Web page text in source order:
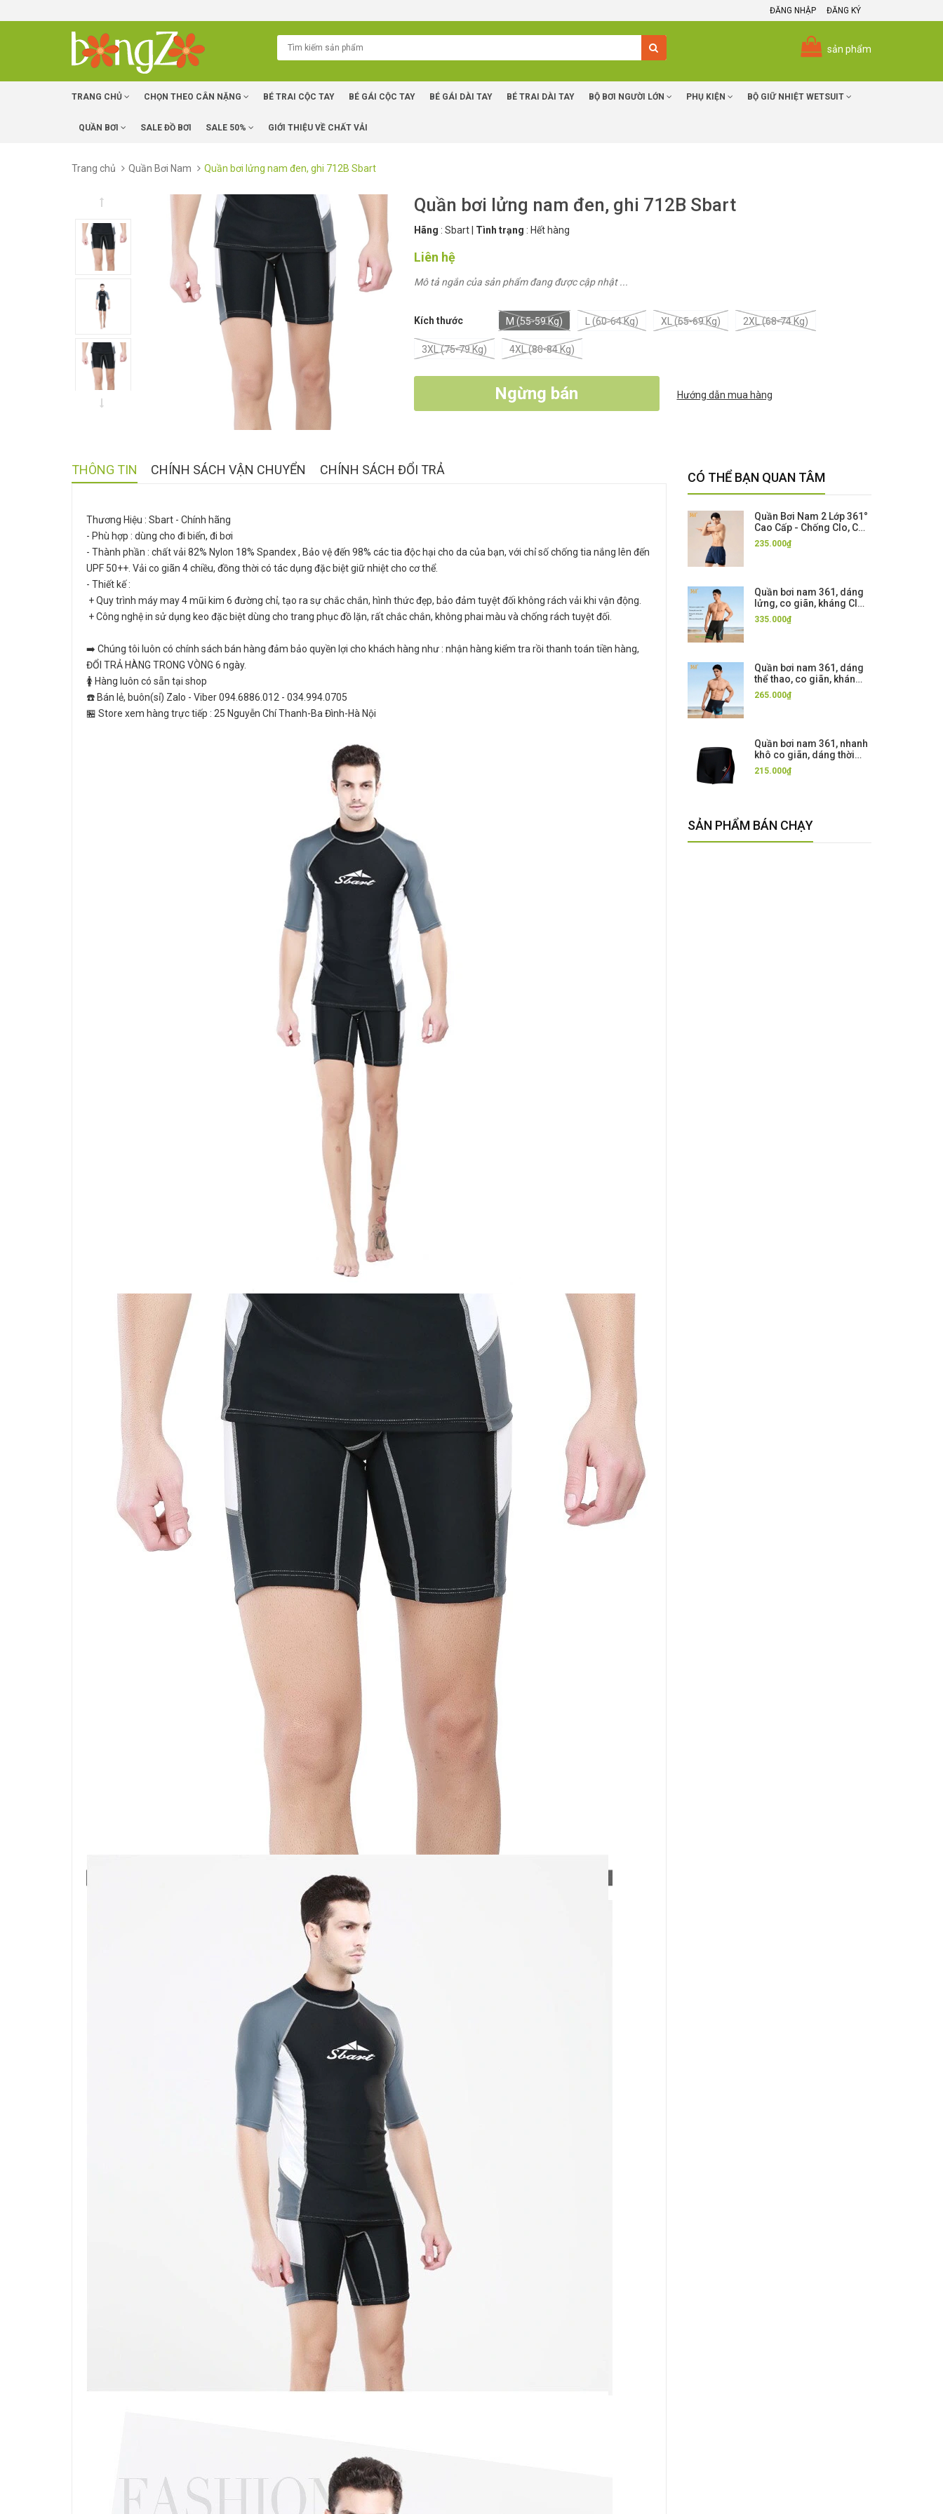
ĐĂNG NHẬP ĐĂNG KÝ
sản phẩm
TRANG CHỦ CHỌN THEO CÂN NẶNG BÉ TRAI CỘC TAY BÉ GÁI CỘC TAY BÉ GÁI DÀI TAY BÉ TRAI DÀI TAY BỘ BƠI NGƯỜI LỚN PHỤ KIỆN BỘ GIỮ NHIỆT WETSUIT
QUẦN BƠI SALE ĐỒ BƠI SALE 50% GIỚI THIỆU VỀ CHẤT VẢI
Trang chủ Quần Bơi Nam Quần bơi lửng nam đen, ghi 712B Sbart
Quần bơi lửng nam đen, ghi 712B Sbart
Hãng : Sbart| Tình trạng : Hết hàng
Liên hệ
Mô tả ngắn của sản phẩm đang được cập nhật ...
Kích thước M (55-59 Kg) L (60-64 Kg) XL (65-69 Kg) 2XL (68-74 Kg)
3XL (75-79 Kg) 4XL (80-84 Kg)
Ngừng bán Hướng dẫn mua hàng
THÔNG TIN CHÍNH SÁCH VẬN CHUYỂN CHÍNH SÁCH ĐỔI TRẢ
Thương Hiệu : Sbart - Chính hãng
- Phù hợp : dùng cho đi biển, đi bơi
- Thành phần : chất vải 82% Nylon 18% Spandex , Bảo vệ đến 98% các tia độc hại cho da của bạn, với chỉ số chống tia nắng lên đến
UPF 50++. Vải co giãn 4 chiều, đồng thời có tác dụng đặc biệt giữ nhiệt cho cơ thể.
- Thiết kế :
+ Quy trình máy may 4 mũi kim 6 đường chỉ, tạo ra sự chắc chắn, hình thức đẹp, bảo đảm tuyệt đối không rách vải khi vận động.
+ Công nghệ in sử dụng keo đặc biệt dùng cho trang phục đồ lặn, rất chắc chắn, không phai màu và chống rách tuyệt đối.
➡️ Chúng tôi luôn có chính sách bán hàng đảm bảo quyền lợi cho khách hàng như : nhận hàng kiểm tra rồi thanh toán tiền hàng,
ĐỔI TRẢ HÀNG TRONG VÒNG 6 ngày.
🚺 Hàng luôn có sẵn tại shop
☎️ Bán lẻ, buôn(sỉ) Zalo - Viber 094.6886.012 - 034.994.0705
🏪 Store xem hàng trực tiếp : 25 Nguyễn Chí Thanh-Ba Đình-Hà Nội
CÓ THỂ BẠN QUAN TÂM
Quần Bơi Nam 2 Lớp 361°
Cao Cấp - Chống Clo, Co
Giãn 4 Chiều, Khô Nhanh
màu Xanh Than
235.000₫
Quần bơi nam 361, dáng
lửng, co giãn, kháng Clo,
bơi lội thi đấu tập luyện,
đen xanh
335.000₫
Quần bơi nam 361, dáng
thể thao, co giãn, kháng
Clo, bơi lội thi đấu tập
luyện, màu đen hoạ tiết
265.000₫
Quần bơi nam 361, nhanh
khô co giãn, dáng thời
trang, màu đen hoạ tiết
215.000₫
SẢN PHẨM BÁN CHẠY